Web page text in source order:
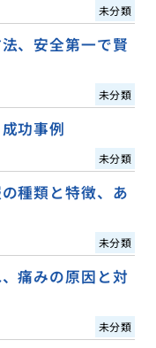
未分類
、安全第一で賢
未分類
功事例
未分類
種類と特徴、あ
未分類
痛みの原因と対
未分類